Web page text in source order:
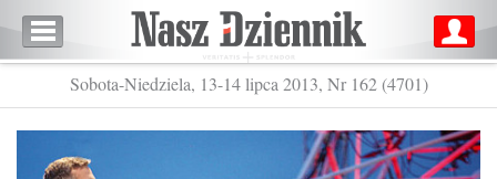
Sobota-Niedziela, 13-14 lipca 2013, Nr 162 (4701)